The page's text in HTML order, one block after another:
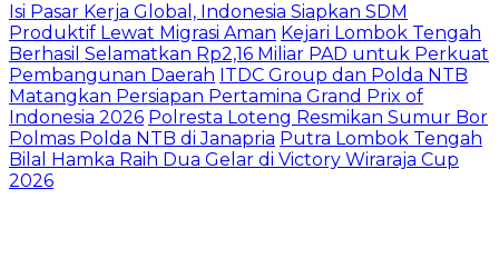
​Isi Pasar Kerja Global, Indonesia Siapkan SDM
Produktif Lewat Migrasi Aman Kejari Lombok Tengah
Berhasil Selamatkan Rp2,16 Miliar PAD untuk Perkuat
Pembangunan Daerah ITDC Group dan Polda NTB
Matangkan Persiapan Pertamina Grand Prix of
Indonesia 2026 Polresta Loteng Resmikan Sumur Bor
Polmas Polda NTB di Janapria Putra Lombok Tengah
Bilal Hamka Raih Dua Gelar di Victory Wiraraja Cup
2026